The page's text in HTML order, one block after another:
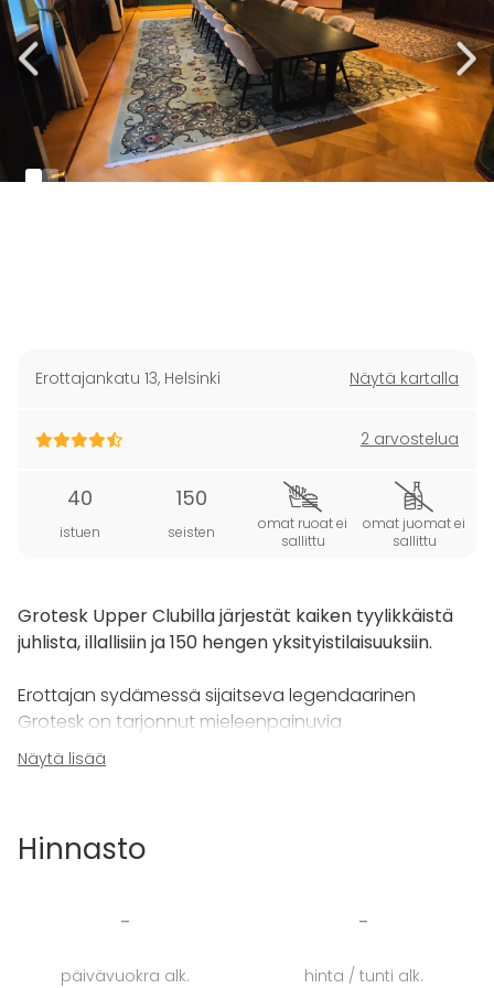
Erottajankatu 13, Helsinki Näytä kartalla
2 arvostelua
40
istuen
150
seisten
omat ruoat ei
sallittu
omat juomat ei
sallittu
Grotesk Upper Clubilla järjestät kaiken tyylikkäistä
juhlista, illallisiin ja 150 hengen yksityistilaisuuksiin.
Erottajan sydämessä sijaitseva legendaarinen
Grotesk on tarjonnut mieleenpainuvia
makuelämyksiä jo yli vuosikymmenen ajan.
Cocktailbaari on tunnettu herkullisesta
Näytä lisää
Hinnasto
-
päivävuokra alk.
-
hinta / tunti alk.